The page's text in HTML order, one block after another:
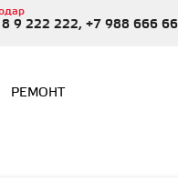
9 222 222, +7 988 666
РЕМОНТ